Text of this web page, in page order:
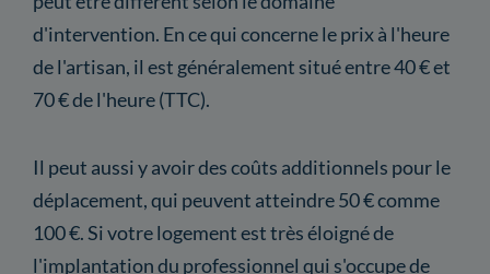
d'intervention. En ce qui concerne le prix à l'heure
de l'artisan, il est généralement situé entre 40 € et
70 € de l'heure (TTC).
Il peut aussi y avoir des coûts additionnels pour le
déplacement, qui peuvent atteindre 50 € comme
100 €. Si votre logement est très éloigné de
l'implantation du professionnel qui s'occupe de